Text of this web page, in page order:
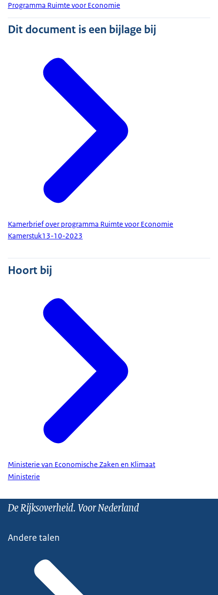
Programma Ruimte voor Economie
Dit document is een bijlage bij
Kamerbrief over programma Ruimte voor Economie
Kamerstuk13-10-2023
Hoort bij
Ministerie van Economische Zaken en Klimaat
Ministerie
De Rijksoverheid. Voor Nederland
Andere talen